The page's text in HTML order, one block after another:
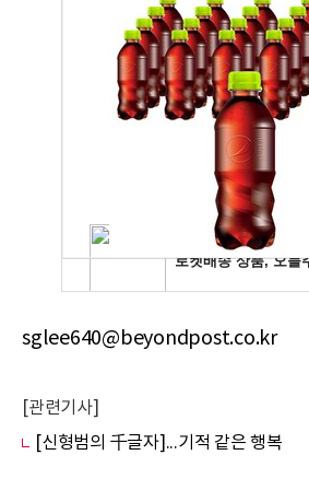
sglee640@beyondpost.co.kr
[관련기사]
[신형범의 千글자]...기적 같은 행복